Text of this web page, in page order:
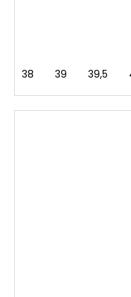
38 39 39,5